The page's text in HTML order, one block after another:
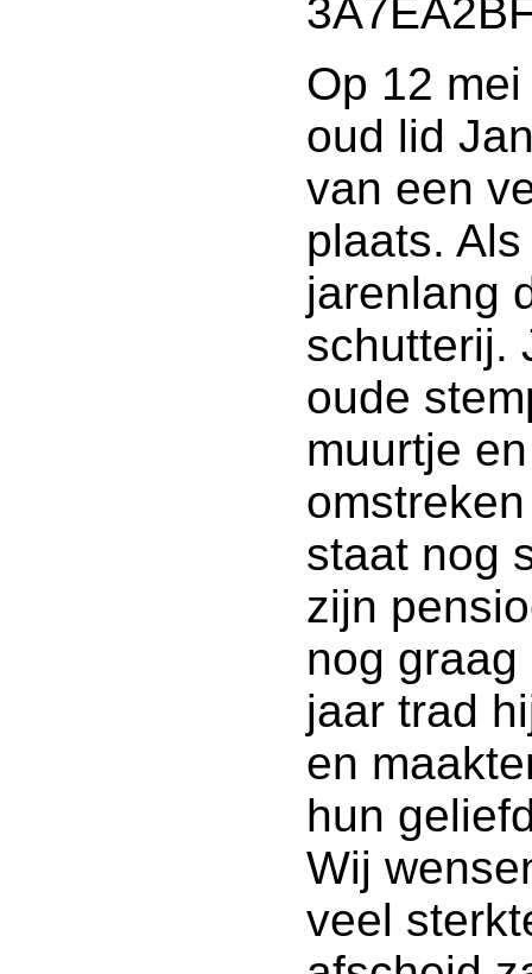
Op 12
oud lid
van een
plaats.
jarenlang
schutterij.
oude
muurtje
staat nog
zijn
nog
jaar trad
en
hun
Wij
veel